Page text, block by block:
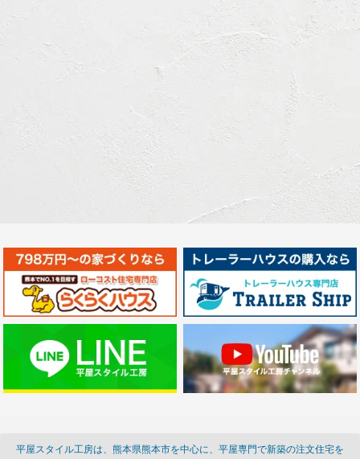
平屋スタイル工房は、熊本県熊本市を中心に、平屋専門で新築の注文住宅を